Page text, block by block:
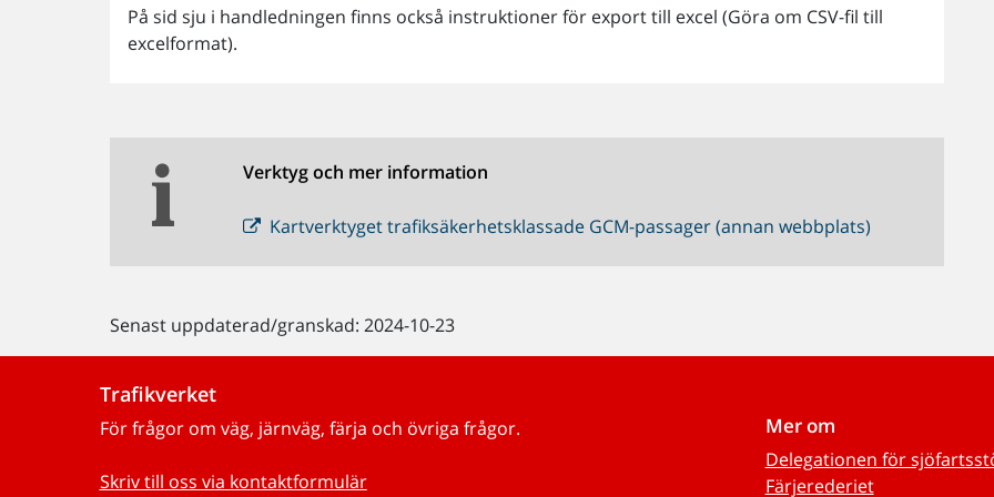
På sid sju i handledningen finns också instruktioner för export till excel (Göra om CSV-fil till
excelformat).
Verktyg och mer information
Kartverktyget trafiksäkerhetsklassade GCM-passager (annan webbplats)
Senast uppdaterad/granskad: 2024-10-23
Trafikverket
För frågor om väg, järnväg, färja och övriga frågor.
Skriv till oss via kontaktformulär
Mer om
Delegationen för
Färjerederiet